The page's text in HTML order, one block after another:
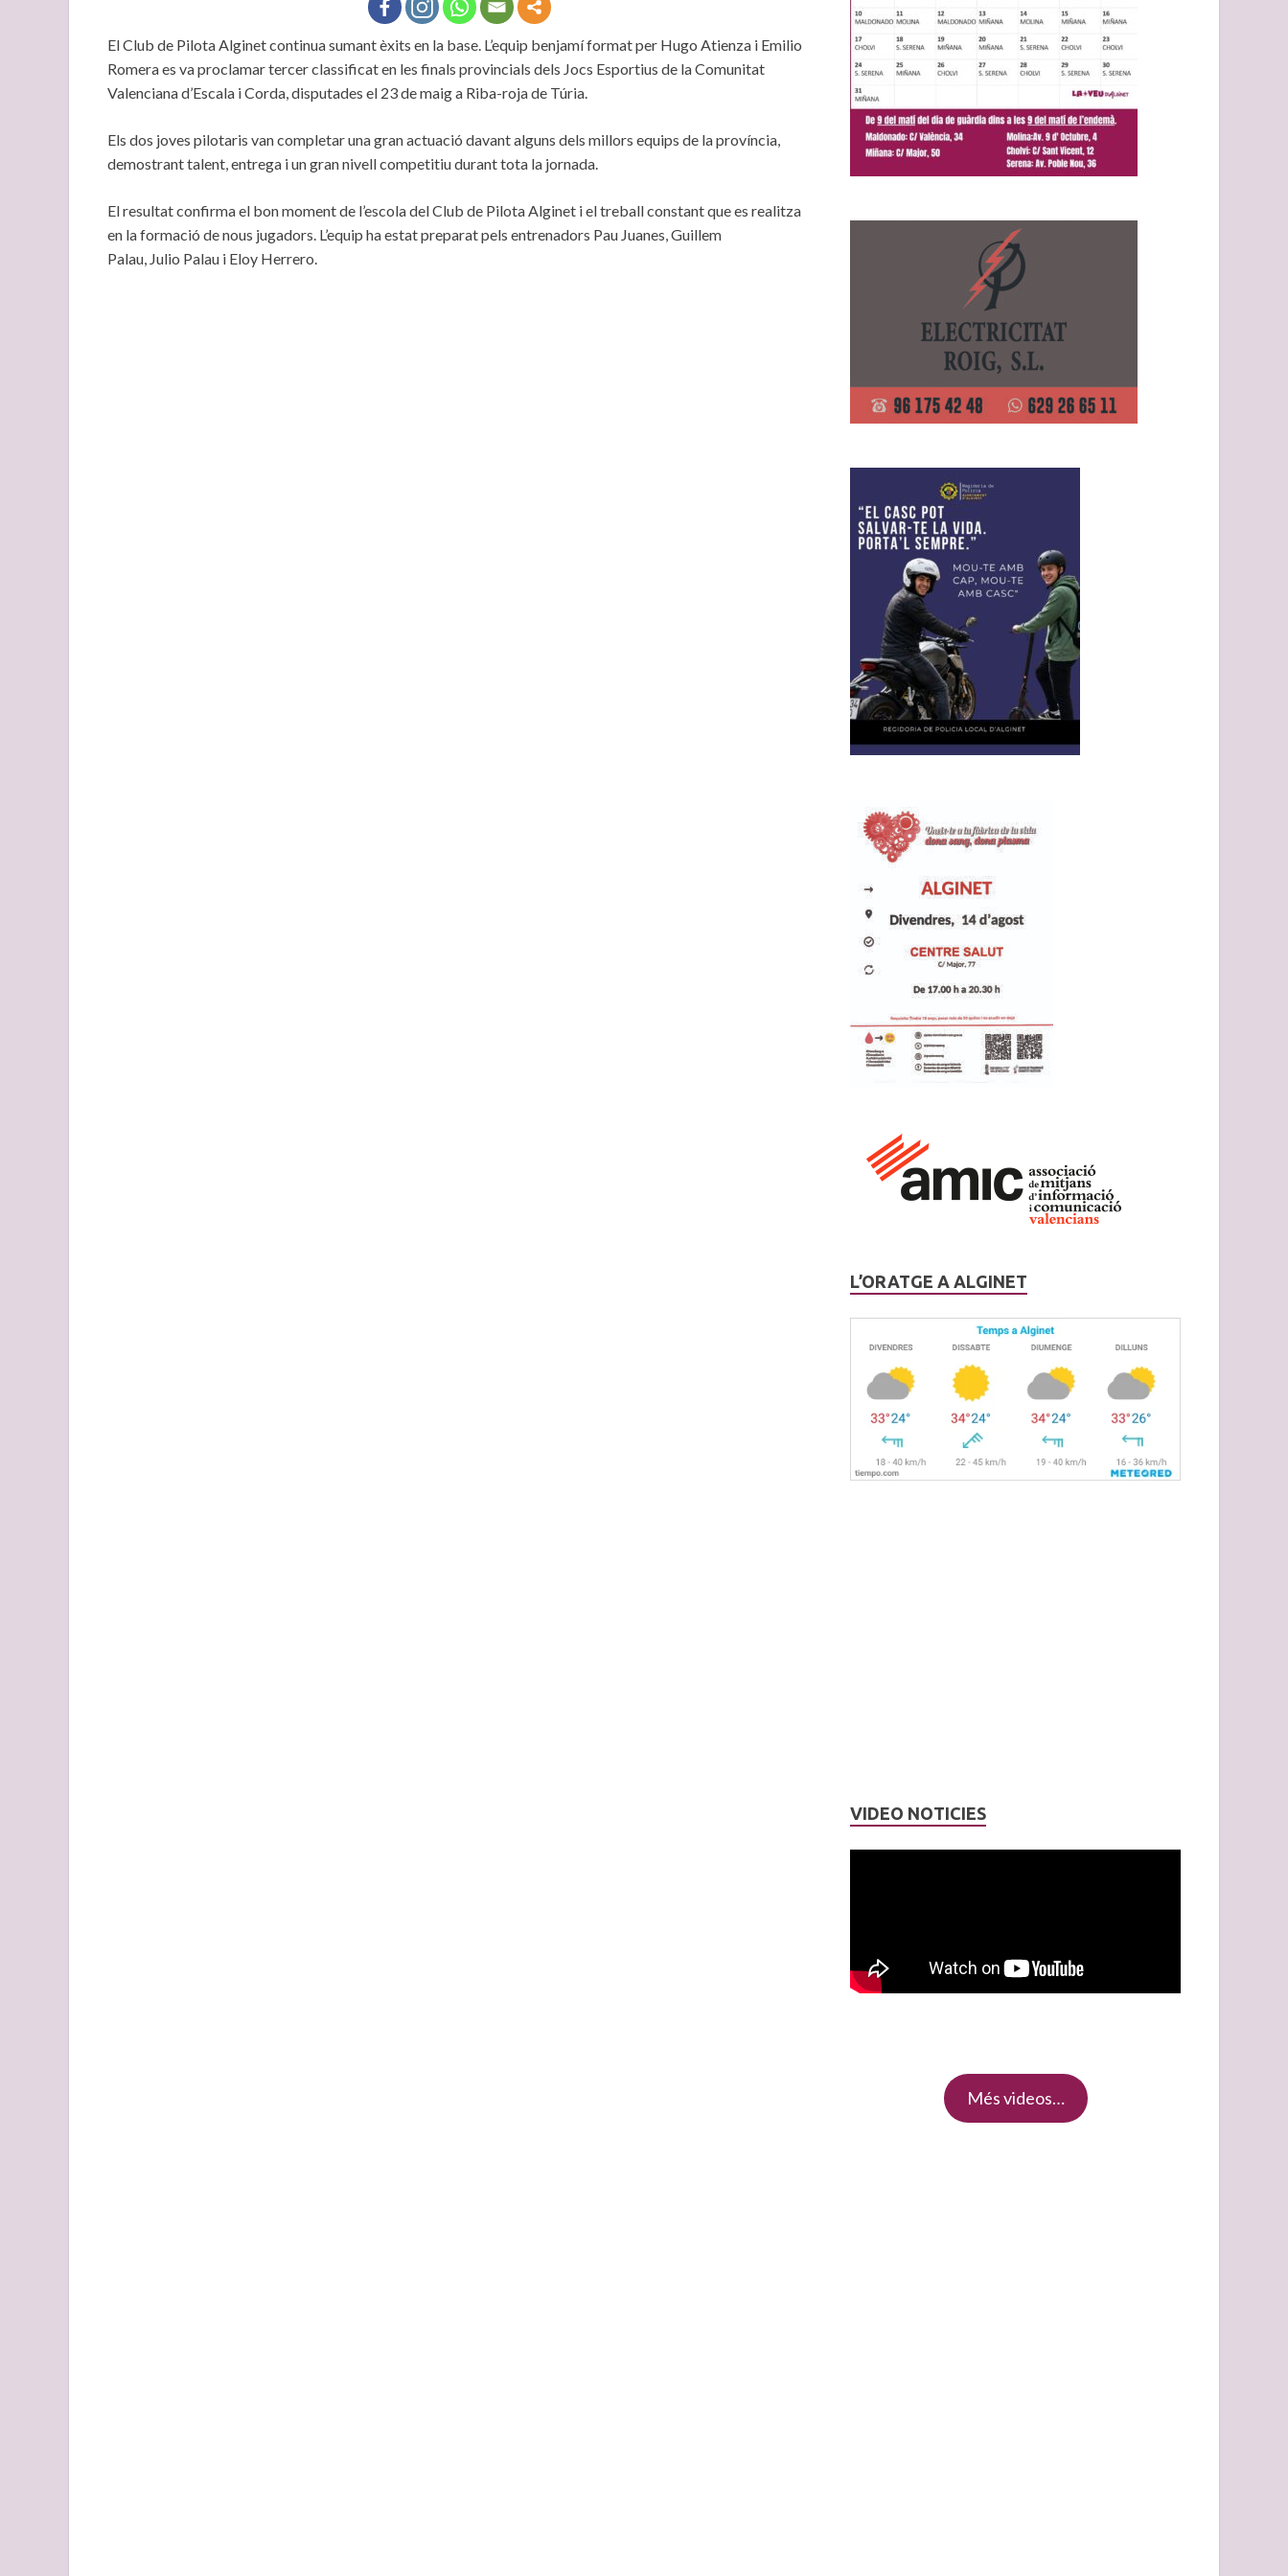
El Club de Pilota Alginet continua sumant èxits en la base. L’equip benjamí format per Hugo Atienza i Emilio
Romera es va proclamar tercer classificat en les finals provincials dels Jocs Esportius de la Comunitat
Valenciana d’Escala i Corda, disputades el 23 de maig a Riba-roja de Túria.
Els dos joves pilotaris van completar una gran actuació davant alguns dels millors equips de la província,
demostrant talent, entrega i un gran nivell competitiu durant tota la jornada.
El resultat confirma el bon moment de l’escola del Club de Pilota Alginet i el treball constant que es realitza
en la formació de nous jugadors. L’equip ha estat preparat pels entrenadors Pau Juanes, Guillem
Palau, Julio Palau i Eloy Herrero.
L’ORATGE A ALGINET
VIDEO NOTICIES
Més videos…